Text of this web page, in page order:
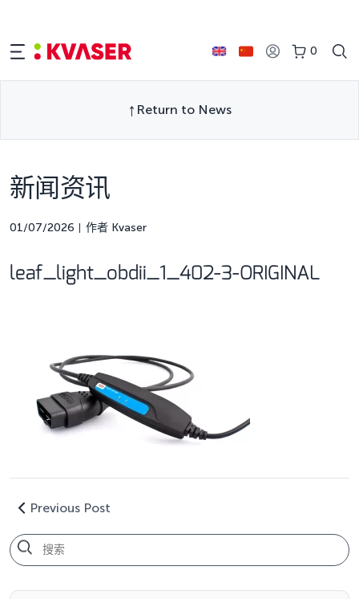
0
Return to News
新闻资讯
01/07/2026 作者 Kvaser
leaf_light_obdii_1_402-3-ORIGINAL
Previous Post